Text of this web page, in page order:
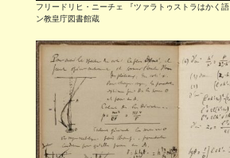
フリードリヒ・ニーチェ 『ツァラトゥストラはかく
ン教皇庁図書館蔵